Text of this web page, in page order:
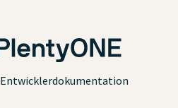
Entwicklerdokumentation